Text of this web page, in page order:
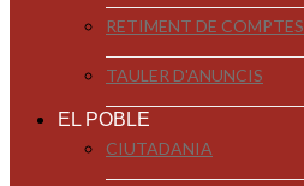
RETIMENT DE
TAULER D'ANUNCIS
EL POBLE
CIUTADANIA